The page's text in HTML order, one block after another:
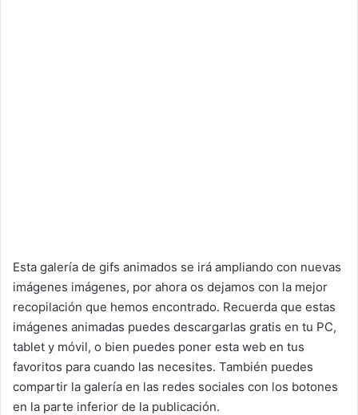
Esta galería de gifs animados se irá ampliando con nuevas
imágenes imágenes, por ahora os dejamos con la mejor
recopilación que hemos encontrado. Recuerda que estas
imágenes animadas puedes descargarlas gratis en tu PC,
tablet y móvil, o bien puedes poner esta web en tus
favoritos para cuando las necesites. También puedes
compartir la galería en las redes sociales con los botones
en la parte inferior de la publicación.